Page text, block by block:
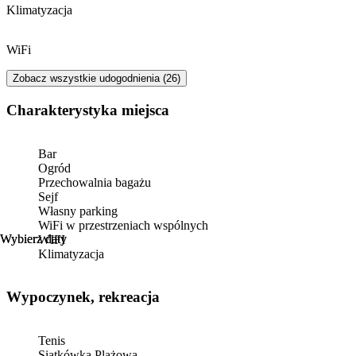
Wybierz daty
Wybierz daty
Klimatyzacja
WiFi
Zobacz wszystkie udogodnienia (26)
Charakterystyka miejsca
Bar
Ogród
Przechowalnia bagażu
Sejf
Własny parking
WiFi w przestrzeniach wspólnych
WIFI
Klimatyzacja
Wypoczynek, rekreacja
Tenis